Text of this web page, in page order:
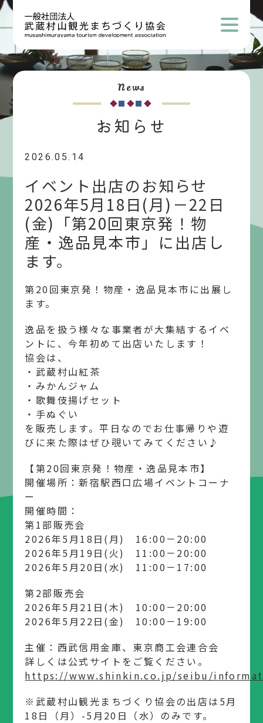
News
お知らせ
2026.05.14
イベント出店のお知らせ
2026年5月18日(月)－22日
(金)「第20回東京発！物
産・逸品見本市」に出店し
ます。
第20回東京発！物産・逸品見本市に出展し
ます。
逸品を扱う様々な事業者が大集結するイベ
ントに、今年初めて出店いたします！
協会は、
・武蔵村山紅茶
・みかんジャム
・歌舞伎揚げセット
・手ぬぐい
を販売します。平日なのでお仕事帰りや遊
びに来た際はぜひ覗いてみてください♪
【第20回東京発！物産・逸品見本市】
開催場所：新宿駅西口広場イベントコーナ
ー
開催時間：
第1部販売会
2026年5月18日(月) 16:00－20:00
2026年5月19日(火) 11:00－20:00
2026年5月20日(水) 11:00－17:00
第2部販売会
2026年5月21日(木) 10:00－20:00
2026年5月22日(金) 10:00－19:00
主催：西武信用金庫、東京商工会連合会
詳しくは公式サイトをご覧ください。
https://www.shinkin.co.jp/seibu/
※武蔵村山観光まちづくり協会の出店は5月
18日（月）-5月20日（水）のみです。